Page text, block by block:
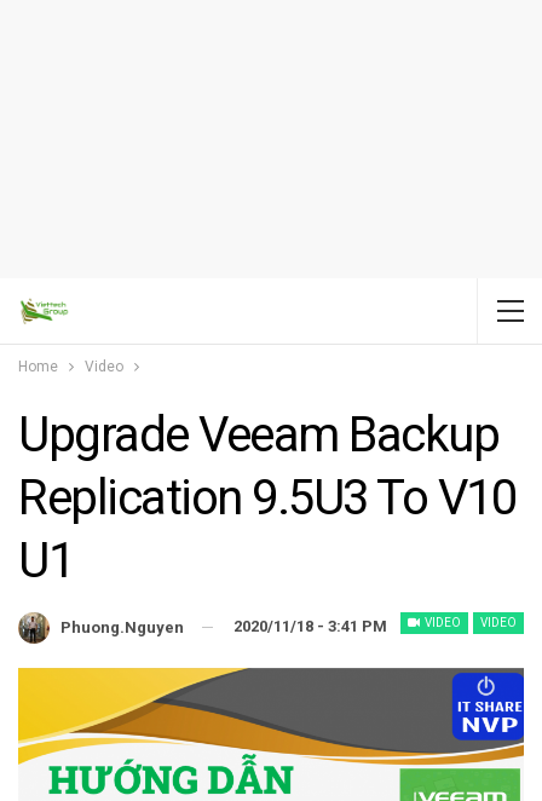
Home Video
Upgrade Veeam Backup
Replication 9.5U3 To V10
U1
VIDEO VIDEO
Phuong.nguyen 2020/11/18 - 3:41 PM